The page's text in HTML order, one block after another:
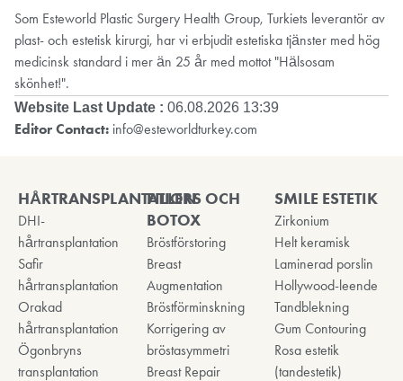
Som Esteworld Plastic Surgery Health Group, Turkiets leverantör av
plast- och estetisk kirurgi, har vi erbjudit estetiska tjänster med hög
medicinsk standard i mer än 25 år med mottot "Hälsosam
skönhet!".
Website Last Update : 06.08.2026 13:39
Editor Contact: info@esteworldturkey.com
HÅRTRANSPLANTATION
DHI-
hårtransplantation
Safir
hårtransplantation
Orakad
hårtransplantation
Ögonbryns
transplantation
FILLERS OCH
BOTOX
Bröstförstoring
Breast
Augmentation
Bröstförminskning
Korrigering av
bröstasymmetri
Breast Repair
SMILE ESTETIK
Zirkonium
Helt keramisk
Laminerad porslin
Hollywood-leende
Tandblekning
Gum Contouring
Rosa estetik
(tandestetik)